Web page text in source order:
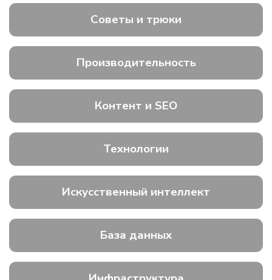
Советы и трюки
Производительность
Контент и SEO
Технологии
Искусственный интеллект
База данных